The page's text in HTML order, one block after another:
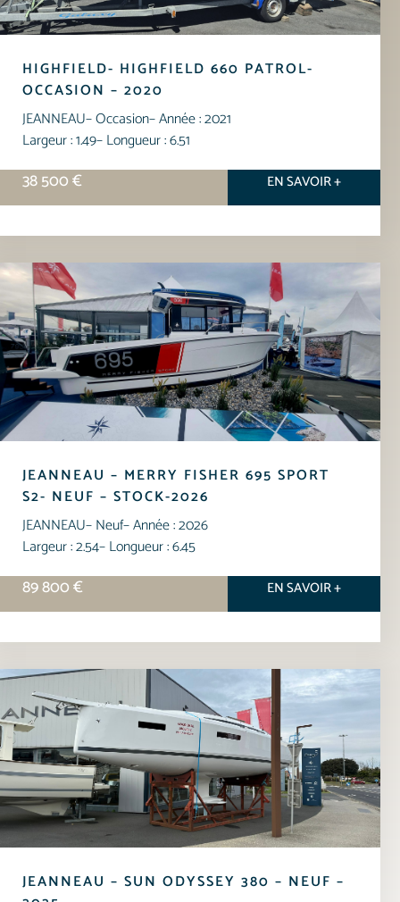
HIGHFIELD- HIGHFIELD 660 PATROL-
OCCASION – 2020
JEANNEAU– Occasion– Année : 2021
Largeur : 1.49– Longueur : 6.51
38 500 € EN SAVOIR +
JEANNEAU – MERRY FISHER 695 SPORT
S2- NEUF – STOCK-2026
JEANNEAU– Neuf– Année : 2026
Largeur : 2.54– Longueur : 6.45
89 800 € EN SAVOIR +
JEANNEAU – SUN ODYSSEY 380 – NEUF –